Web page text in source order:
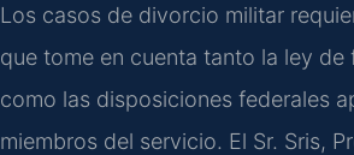
Los casos de divorcio militar
que tome en cuenta tanto la ley de
como las disposiciones federales
miembros del servicio. El Sr. Sris,